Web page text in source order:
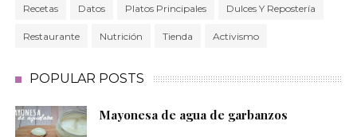
Recetas Datos Platos Principales Dulces Y Repostería
Restaurante Nutrición Tienda Activismo
POPULAR POSTS
Mayonesa de agua de garbanzos